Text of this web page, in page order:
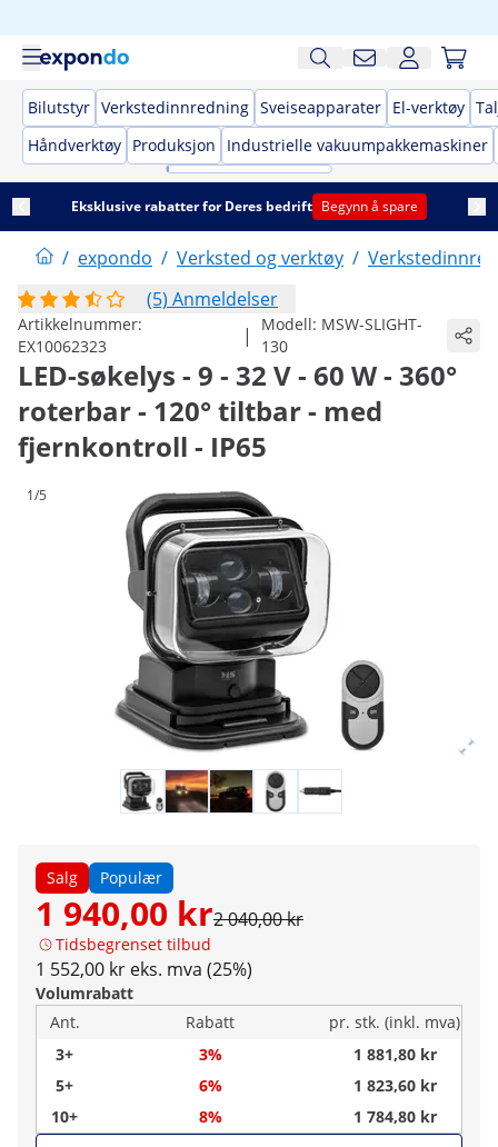
Bilutstyr Verkstedinnredning Sveiseapparater El-verktøy
Håndverktøy Produksjon Industrielle vakuumpakkemaskiner
Eksklusive rabatter for Deres bedrift Begynn å spare
/ expondo / Verksted og verktøy /
(5) Anmeldelser
Artikkelnummer:
EX10062323
| Modell: MSW-SLIGHT-
130
LED-søkelys - 9 - 32 V - 60 W - 360°
roterbar - 120° tiltbar - med
fjernkontroll - IP65
1/5
Salg Populær
1 940,00 kr2 040,00 kr
Tidsbegrenset tilbud
1 552,00 kr eks. mva (25%)
Volumrabatt
Ant.
Rabatt
pr. stk. (inkl. mva)
3+
3%
1 881,80 kr
5+
6%
1 823,60 kr
10+
8%
1 784,80 kr